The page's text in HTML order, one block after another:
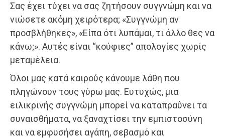
Σας έχει τύχει να σας ζητήσουν συγγνώμη και να
νιώσετε ακόμη χειρότερα; «Συγγνώμη αν
προσβλήθηκες», «Είπα ότι λυπάμαι, τι άλλο θες να
κάνω;». Αυτές είναι “κούφιες” απολογίες χωρίς
μεταμέλεια.
Όλοι μας κατά καιρούς κάνουμε λάθη που
πληγώνουν τους γύρω μας. Ευτυχώς, μια
ειλικρινής συγγνώμη μπορεί να καταπραΰνει τα
συναισθήματα, να ξαναχτίσει την εμπιστοσύνη
και να εμφυσήσει αγάπη, σεβασμό και